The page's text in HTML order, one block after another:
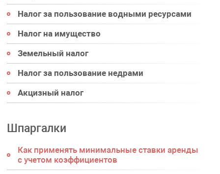
Налог за пользование водными ресурсами
Налог на имущество
Земельный налог
Налог за пользование недрами
Акцизный налог
Шпаргалки
Как применять минимальные ставки аренды
с учетом коэффициентов